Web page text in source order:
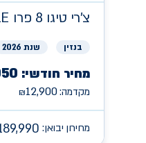
צ'רי NOBLE טיגו 8 פרו
בנזין שנת 2026
מחיר חודשי:
מקדמה: ₪12,900
מחירון יבואן: